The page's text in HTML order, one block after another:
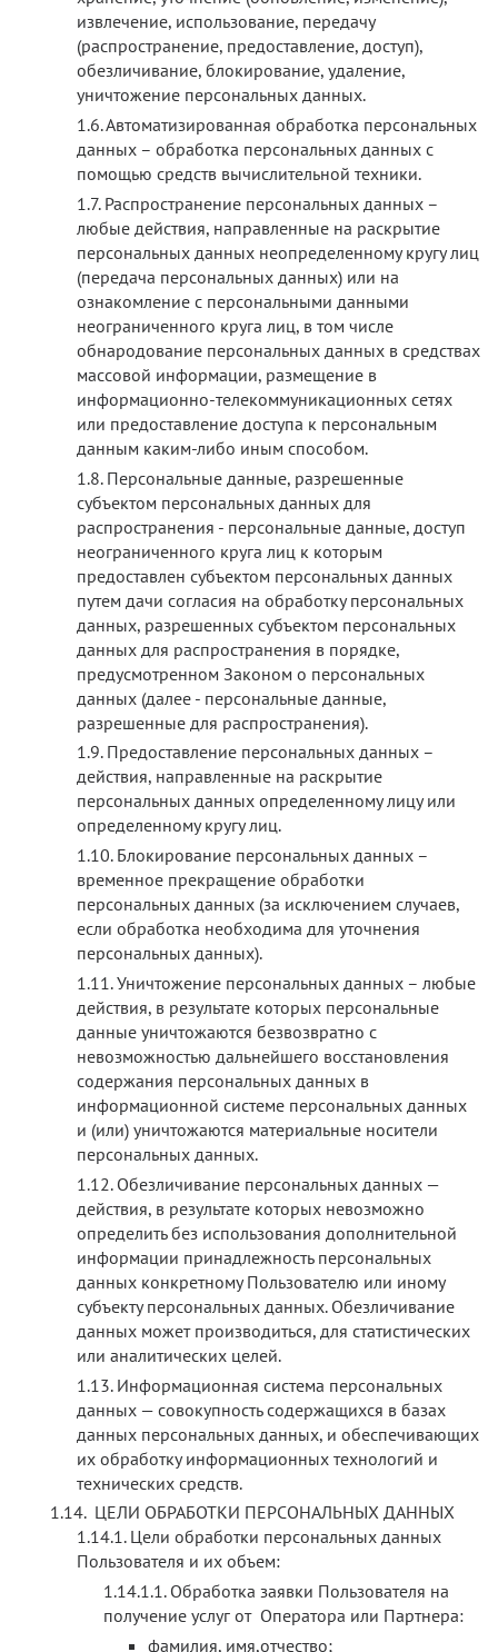
извлечение, использование, передачу
(распространение, предоставление, доступ),
обезличивание, блокирование, удаление,
уничтожение персональных данных.
Автоматизированная обработка персональных
данных – обработка персональных данных с
помощью средств вычислительной техники.
Распространение персональных данных –
любые действия, направленные на раскрытие
персональных данных неопределенному кругу лиц
(передача персональных данных) или на
ознакомление с персональными данными
неограниченного круга лиц, в том числе
обнародование персональных данных в средствах
массовой информации, размещение в
информационно-телекоммуникационных сетях
или предоставление доступа к персональным
данным каким-либо иным способом.
Персональные данные, разрешенные
субъектом персональных данных для
распространения - персональные данные, доступ
неограниченного круга лиц к которым
предоставлен субъектом персональных данных
путем дачи согласия на обработку персональных
данных, разрешенных субъектом персональных
данных для распространения в порядке,
предусмотренном Законом о персональных
данных (далее - персональные данные,
разрешенные для распространения).
Предоставление персональных данных –
действия, направленные на раскрытие
персональных данных определенному лицу или
определенному кругу лиц.
Блокирование персональных данных –
временное прекращение обработки
персональных данных (за исключением случаев,
если обработка необходима для уточнения
персональных данных).
Уничтожение персональных данных – любые
действия, в результате которых персональные
данные уничтожаются безвозвратно с
невозможностью дальнейшего восстановления
содержания персональных данных в
информационной системе персональных данных
и (или) уничтожаются материальные носители
персональных данных.
Обезличивание персональных данных —
действия, в результате которых невозможно
определить без использования дополнительной
информации принадлежность персональных
данных конкретному Пользователю или иному
субъекту персональных данных. Обезличивание
данных может производиться, для статистических
или аналитических целей.
Информационная система персональных
данных — совокупность содержащихся в базах
данных персональных данных, и обеспечивающих
их обработку информационных технологий и
технических средств.
ЦЕЛИ ОБРАБОТКИ ПЕРСОНАЛЬНЫХ ДАННЫХ
Цели обработки персональных данных
Пользователя и их объем:
Обработка заявки Пользователя на
получение услуг от Оператора или Партнера:
фамилия, имя,отчество;